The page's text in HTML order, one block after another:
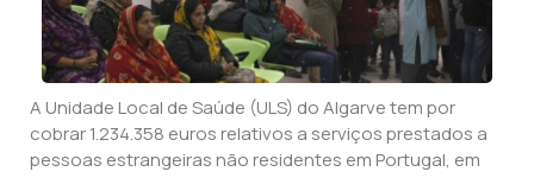
A Unidade Local de Saúde (ULS) do Algarve tem por
cobrar 1.234.358 euros relativos a serviços prestados a
pessoas estrangeiras não residentes em Portugal, em